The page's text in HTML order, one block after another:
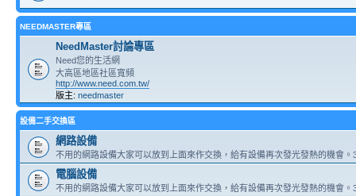
NEEDMASTER專區
NeedMaster討論專區
Need您的生活網
大高區地區社區寬頻
http://www.need.com.tw/
版主: needmaster
設備二手交換區
網路設備
不用的網路設備大家可以放到上面來作交換，給有設備再次發光發熱的機會。
電腦設備
不用的網路設備大家可以放到上面來作交換，給有設備再次發光發熱的機會。